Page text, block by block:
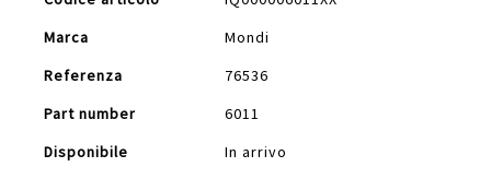
Marca
Mondi
Referenza
76536
Part number
6011
Disponibile
In arrivo